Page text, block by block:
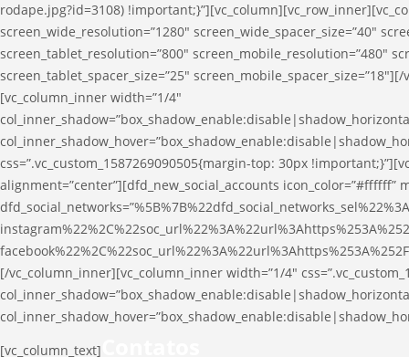
rodape.jpg?id=3108)
screen_wide_resolution=”1280″ screen_wide_spacer_size=”40″
screen_tablet_resolution=”800″ screen_mobile_resolution=”480″
screen_tablet_spacer_size=”25″
[vc_column_inner width=”1/4″
css=”.vc_custom_1587269090505{margin-top: 30px
alignment=”center”][dfd_new_social_accounts icon_color=”#ffffff”
[/vc_column_inner][vc_column_inner width=”1/4″
[vc_column_text]